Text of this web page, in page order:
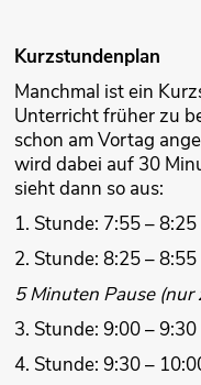
Kurzstundenplan
Manchmal ist ein
Unterricht früher zu
schon am Vortag
wird dabei auf 30
sieht dann so aus:
1. Stunde: 7:55 –
2. Stunde: 8:25 –
5 Minuten Pause
3. Stunde: 9:00 –
4. Stunde: 9:30 –